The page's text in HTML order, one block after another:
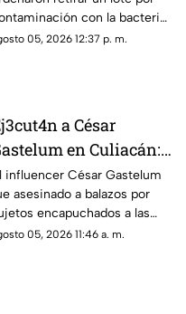
con la bacteria;
los códigos del producto
05, 2026 12:37 p. m.
a César
en Culiacán:
influencer había
tener
influencer César Gastelum
asesinado a balazos por
encapuchados a las
de un restaurante en
05, 2026 11:46 a. m.